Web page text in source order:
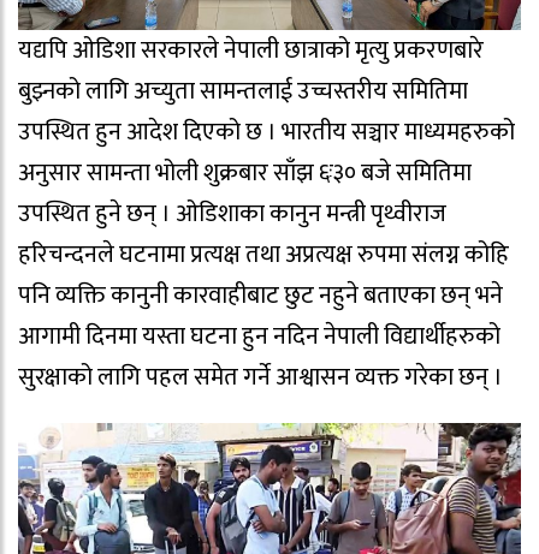
यद्यपि ओडिशा सरकारले नेपाली छात्राको मृत्यु प्रकरणबारे
बुझ्नको लागि अच्युता सामन्तलाई उच्चस्तरीय समितिमा
उपस्थित हुन आदेश दिएको छ । भारतीय सञ्चार माध्यमहरुको
अनुसार सामन्ता भोली शुक्रबार साँझ ६ः३० बजे समितिमा
उपस्थित हुने छन् । ओडिशाका कानुन मन्त्री पृथ्वीराज
हरिचन्दनले घटनामा प्रत्यक्ष तथा अप्रत्यक्ष रुपमा संलग्न कोहि
पनि व्यक्ति कानुनी कारवाहीबाट छुट नहुने बताएका छन् भने
आगामी दिनमा यस्ता घटना हुन नदिन नेपाली विद्यार्थीहरुको
सुरक्षाको लागि पहल समेत गर्ने आश्वासन व्यक्त गरेका छन् ।